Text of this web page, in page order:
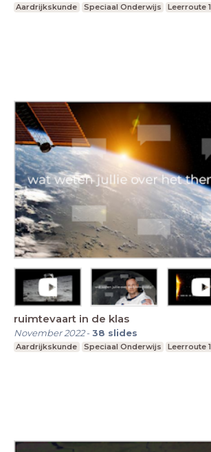
Aardrijkskunde Speciaal Onderwijs Leerroute 1
ruimtevaart in de klas
November 2022-38 slides
Aardrijkskunde Speciaal Onderwijs Leerroute 1